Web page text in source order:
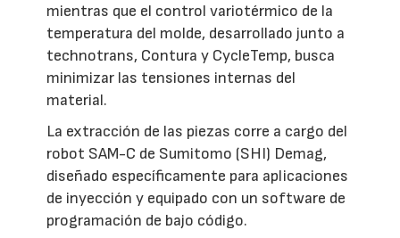
mientras que el control variotérmico de la
temperatura del molde, desarrollado junto a
technotrans, Contura y CycleTemp, busca
minimizar las tensiones internas del
material.
La extracción de las piezas corre a cargo del
robot SAM-C de Sumitomo (SHI) Demag,
diseñado específicamente para aplicaciones
de inyección y equipado con un software de
programación de bajo código.